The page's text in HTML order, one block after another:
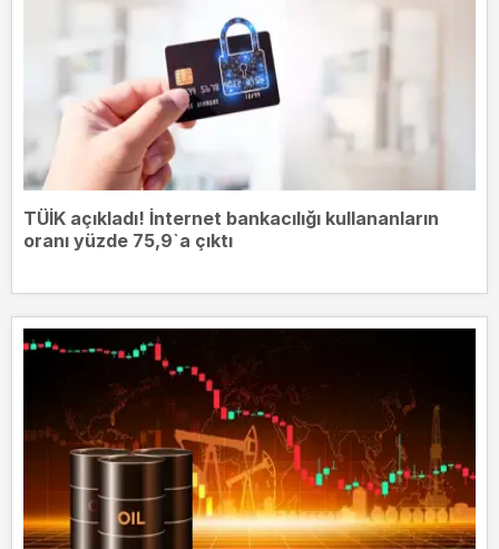
TÜİK açıkladı! İnternet bankacılığı kullananların
oranı yüzde 75,9`a çıktı